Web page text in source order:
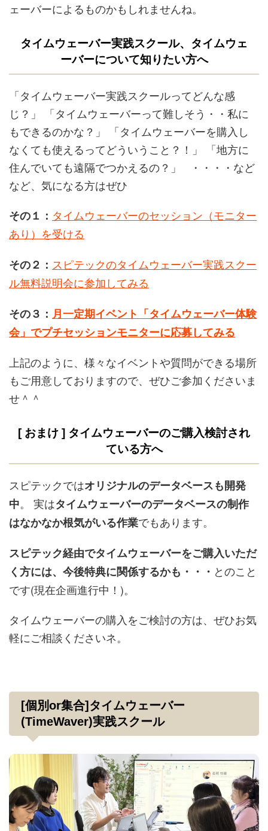
ェーバーによるものかもしれませんね。
タイムウェーバー実践スクール、タイムウェ
ーバーについて知りたい方へ
「タイムウェーバー実践スクールってどんな感
じ？」 「タイムウェーバーって難しそう・・私に
もできるのかな？」 「タイムウェーバーを購入し
なくても使えるってどういうこと？！」 「地方に
住んでいても遠隔でつかえるの？」 ・・・・など
など、気になる方はぜひ
その１： タイムウェーバーのセッション（モニター
あり）を受ける
その２： スピテックのタイムウェーバー実践スクー
ル無料説明会に参加してみる
その３： 月一定期イベント「タイムウェーバー体験
会」でプチセッションモニターに応募してみる
上記のように、様々なイベントや質問ができる場所
もご用意しておりますので、ぜひご参加くださいま
せ＾＾
[ おまけ ] タイムウェーバーのご購入検討され
ている方へ
スピテックではオリジナルのデータベースも開発
中。 実はタイムウェーバーのデータベースの制作
はなかなか根気がいる作業でもあります。
スピテック経由でタイムウェーバーをご購入いただ
く方には、今後特典に関係するかも・・・ とのこと
です(現在企画進行中！)。
タイムウェーバーの購入をご検討の方は、ぜひお気
軽にご相談くださいネ。
[個別or集合]タイムウェーバー
(TimeWaver)実践スクール